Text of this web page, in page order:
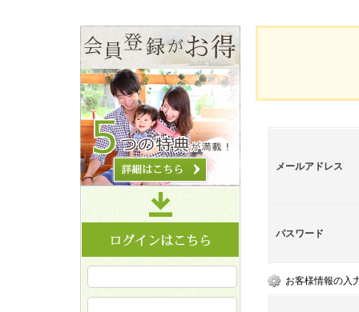
メールアドレス
パスワード
お客様情報の入